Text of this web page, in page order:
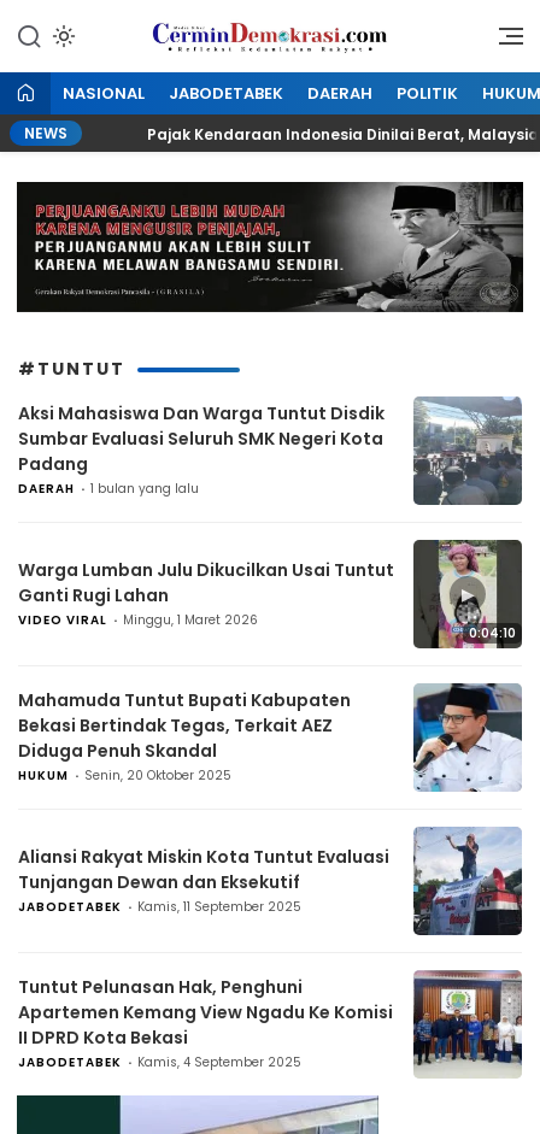
konten
CerminDemokrasi.com
Refleksi Kedaulatan Rakyat
NASIONAL JABODETABEK DAERAH POLITIK HUKUM
NEWS Pajak Kendaraan Indonesia Dinilai Berat, Malaysia
#TUNTUT
Aksi Mahasiswa Dan Warga Tuntut Disdik
Sumbar Evaluasi Seluruh SMK Negeri Kota
Padang
DAERAH 1 bulan yang lalu
Warga Lumban Julu Dikucilkan Usai Tuntut
Ganti Rugi Lahan
VIDEO VIRAL Minggu, 1 Maret 2026
▶
0:04:10
Mahamuda Tuntut Bupati Kabupaten
Bekasi Bertindak Tegas, Terkait AEZ
Diduga Penuh Skandal
HUKUM Senin, 20 Oktober 2025
Aliansi Rakyat Miskin Kota Tuntut Evaluasi
Tunjangan Dewan dan Eksekutif
JABODETABEK Kamis, 11 September 2025
Tuntut Pelunasan Hak, Penghuni
Apartemen Kemang View Ngadu Ke Komisi
II DPRD Kota Bekasi
JABODETABEK Kamis, 4 September 2025